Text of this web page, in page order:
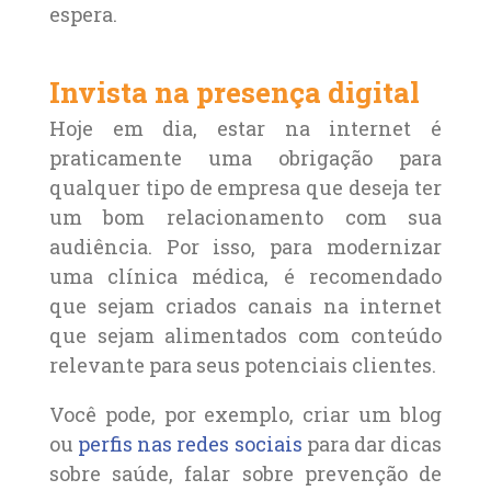
espera.
Invista na presença digital
Hoje em dia, estar na internet é
praticamente uma obrigação para
qualquer tipo de empresa que deseja ter
um bom relacionamento com sua
audiência. Por isso, para modernizar
uma clínica médica, é recomendado
que sejam criados canais na internet
que sejam alimentados com conteúdo
relevante para seus potenciais clientes.
Você pode, por exemplo, criar um blog
ou perfis nas redes sociais para dar dicas
sobre saúde, falar sobre prevenção de